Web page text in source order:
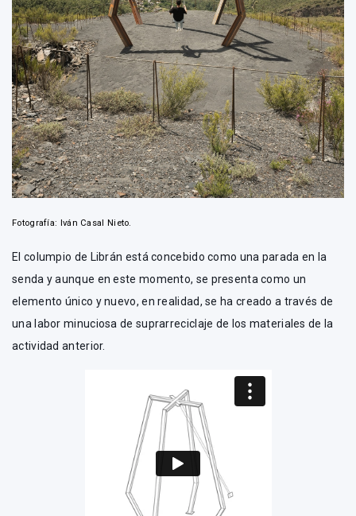
Fotografía: Iván Casal Nieto.
El columpio de Librán está concebido como una parada en la
senda y aunque en este momento, se presenta como un
elemento único y nuevo, en realidad, se ha creado a través de
una labor minuciosa de suprarreciclaje de los materiales de la
actividad anterior.